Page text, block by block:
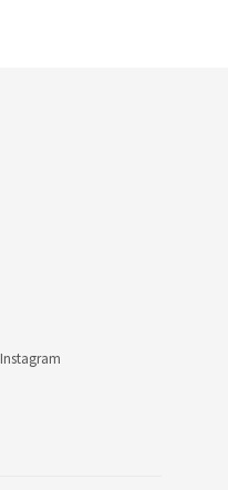
Instagram